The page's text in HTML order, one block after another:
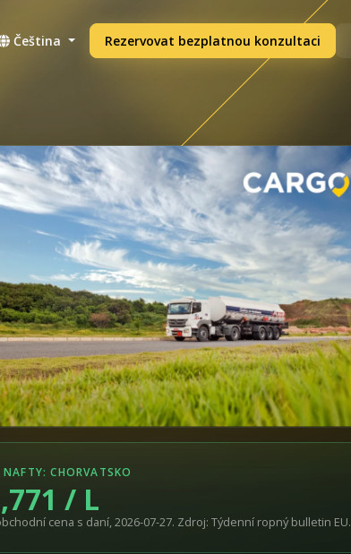
Čeština Rezervovat bezplatnou konzultaci
NAFTY: CHORVATSKO
/ L
cena s daní, 2026-07-27. Zdroj: Týdenní ropný bulletin EU.